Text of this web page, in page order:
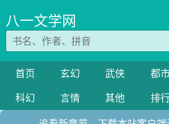
八一文学网
首页 玄幻 武侠 都
科幻
言情 其他 排